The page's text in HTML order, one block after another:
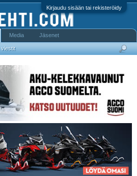
Kirjaudu sisään tai rekisteröidy
viestit
Media Jäsenet